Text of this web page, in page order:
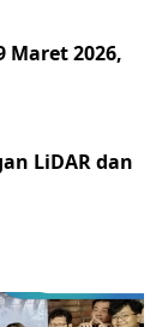
Maret 2026,
LiDAR dan